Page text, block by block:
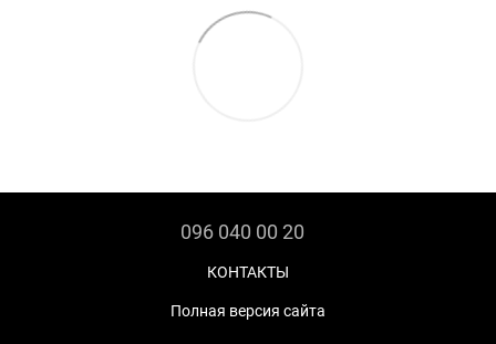
096 040 00 20
КОНТАКТЫ
Полная версия сайта